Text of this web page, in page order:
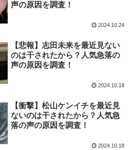
声の原因を調査！
2024.10.24
【悲報】志田未来を最近見ない
のは干されたから？人気急落の
声の原因を調査！
2024.10.18
【衝撃】松山ケンイチを最近見
ないのは干されたから？人気急
落の声の原因を調査！
2024.10.18